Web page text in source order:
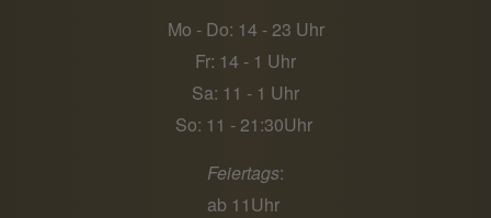
Mo - Do: 14 - 23 Uhr
Fr: 14 - 1 Uhr
Sa: 11 - 1 Uhr
So: 11 - 21:30Uhr
Feiertags:
ab 11Uhr